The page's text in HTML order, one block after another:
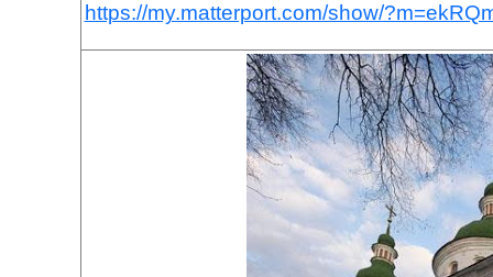
https://my.matterport.com/show/